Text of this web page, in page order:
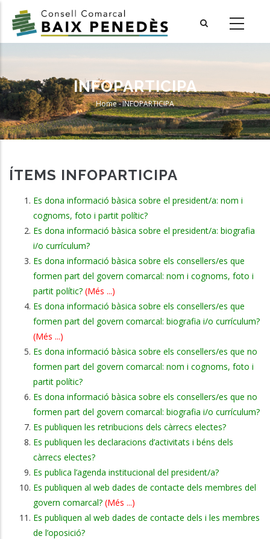
main
INFOPARTICIPA
Breadcrumb
Home-INFOPARTICIPA
ÍTEMS INFOPARTICIPA
Es dona informació bàsica sobre el president/a: nom i
cognoms, foto i partit polític?
Es dona informació bàsica sobre el president/a: biografia
i/o currículum?
Es dona informació bàsica sobre els consellers/es que
formen part del govern comarcal: nom i cognoms, foto i
partit polític? (Més ...)
Es dona informació bàsica sobre els consellers/es que
formen part del govern comarcal: biografia i/o currículum?
(Més ...)
Es dona informació bàsica sobre els consellers/es que no
formen part del govern comarcal: nom i cognoms, foto i
partit polític?
Es dona informació bàsica sobre els consellers/es que no
formen part del govern comarcal: biografia i/o currículum?
Es publiquen les retribucions dels càrrecs electes?
Es publiquen les declaracions d’activitats i béns dels
càrrecs electes?
Es publica l’agenda institucional del president/a?
Es publiquen al web dades de contacte dels membres del
govern comarcal? (Més ...)
Es publiquen al web dades de contacte dels i les membres
de l’oposició?